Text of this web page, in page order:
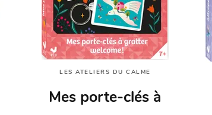
LES ATELIERS DU CALME
Mes porte-clés à